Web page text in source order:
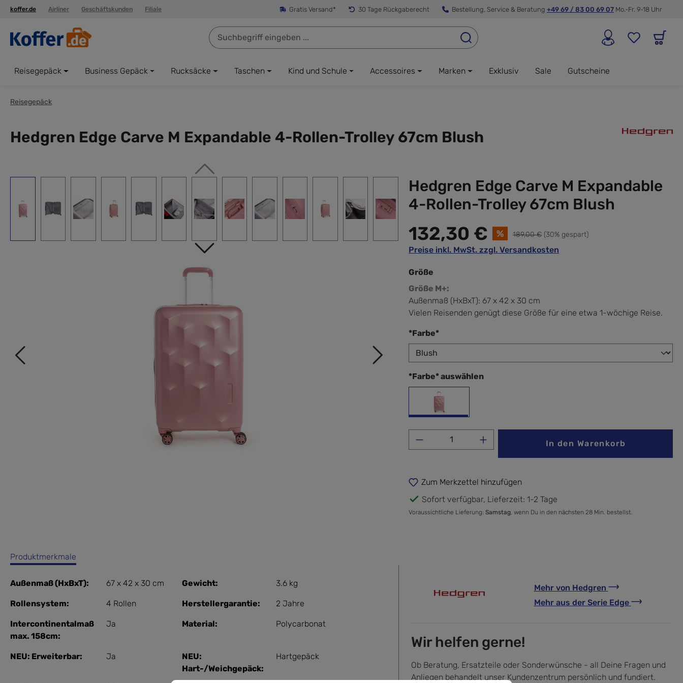
Zur Hauptnavigation springen
koffer.de Airliner Geschäftskunden Filiale Gratis Versand* 30 Tage Rückgaberecht Bestellung, Service & Beratung +49 69 / 83 00 69 07 Mo.-Fr. 9-18 Uhr
Reisegepäck Business Gepäck Rucksäcke Taschen Kind und Schule Accessoires Marken Exklusiv Sale Gutscheine
Reisegepäck
Hedgren Edge Carve M Expandable 4-Rollen-Trolley 67cm Blush
Hedgren Edge Carve M Expandable
4-Rollen-Trolley 67cm Blush
132,30 € % 189,00 € (30% gespart)
Preise inkl. MwSt. zzgl. Versandkosten
Größe
Größe M+:
Außenmaß (HxBxT): 67 x 42 x 30 cm
Vielen Reisenden genügt diese Größe für eine etwa 1-wöchige Reise.
*Farbe*auswählen
*Farbe* auswählen
Blush
Produkt Anzahl: Gib den gewünschten Wert ein
In den Warenkorb
Zum Merkzettel hinzufügen
Sofort verfügbar, Lieferzeit: 1-2 Tage
Voraussichtliche Lieferung: Samstag , wenn Du in den nächsten 28 Min. bestellst.
Produktmerkmale
Außenmaß (HxBxT): 67 x 42 x 30 cm Gewicht: 3.6 kg
Rollensystem: 4 Rollen Herstellergarantie: 2 Jahre
Intercontinentalmaß
max. 158cm:
Ja Material: Polycarbonat
NEU: Erweiterbar: Ja
NEU:
Hart-/Weichgepäck:
Hartgepäck
Mehr von Hedgren
Mehr aus der Serie Edge
Wir helfen gerne!
Ob Beratung, Ersatzteile oder Sonderwünsche - all Deine Fragen und
Anliegen behandelt unser Kundenzentrum persönlich und fundiert.